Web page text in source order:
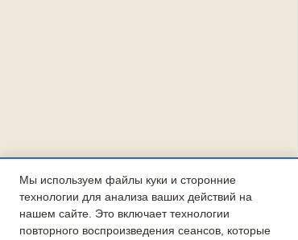
Мы используем файлы куки и сторонние
технологии для анализа ваших действий на
нашем сайте. Это включает технологии
повторного воспроизведения сеансов, которые